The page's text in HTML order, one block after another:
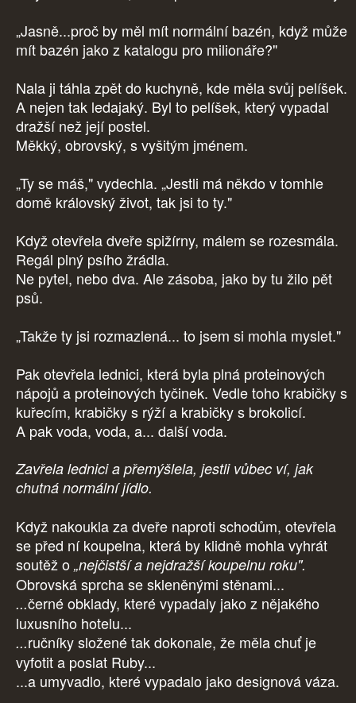
„Jasně...proč by měl mít normální bazén, když může
mít bazén jako z katalogu pro milionáře?"
Nala ji táhla zpět do kuchyně, kde měla svůj pelíšek.
A nejen tak ledajaký. Byl to pelíšek, který vypadal
dražší než její postel.
Měkký, obrovský, s vyšitým jménem.
„Ty se máš," vydechla. „Jestli má někdo v tomhle
domě královský život, tak jsi to ty."
Když otevřela dveře spižírny, málem se rozesmála.
Regál plný psího žrádla.
Ne pytel, nebo dva. Ale zásoba, jako by tu žilo pět
psů.
„Takže ty jsi rozmazlená... to jsem si mohla myslet."
Pak otevřela lednici, která byla plná proteinových
nápojů a proteinových tyčinek. Vedle toho krabičky s
kuřecím, krabičky s rýží a krabičky s brokolicí.
A pak voda, voda, a... další voda.
Zavřela lednici a přemýšlela, jestli vůbec ví, jak
chutná normální jídlo.
Když nakoukla za dveře naproti schodům, otevřela
se před ní koupelna, která by klidně mohla vyhrát
soutěž o „nejčistší a nejdražší koupelnu roku".
Obrovská sprcha se skleněnými stěnami...
...černé obklady, které vypadaly jako z nějakého
luxusního hotelu...
...ručníky složené tak dokonale, že měla chuť je
vyfotit a poslat Ruby...
...a umyvadlo, které vypadalo jako designová váza.